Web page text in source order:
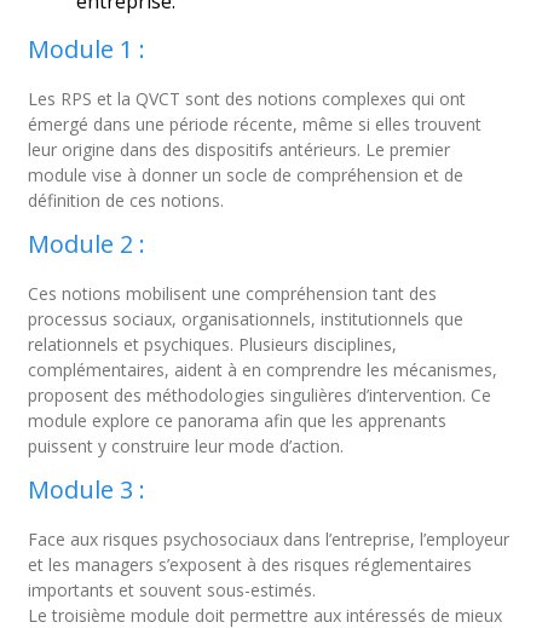
Module 1 :
Les RPS et la QVCT sont des notions complexes qui ont
émergé dans une période récente, même si elles trouvent
leur origine dans des dispositifs antérieurs. Le premier
module vise à donner un socle de compréhension et de
définition de ces notions.
Module 2 :
Ces notions mobilisent une compréhension tant des
processus sociaux, organisationnels, institutionnels que
relationnels et psychiques. Plusieurs disciplines,
complémentaires, aident à en comprendre les mécanismes,
proposent des méthodologies singulières d’intervention. Ce
module explore ce panorama afin que les apprenants
puissent y construire leur mode d’action.
Module 3 :
Face aux risques psychosociaux dans l’entreprise, l’employeur
et les managers s’exposent à des risques réglementaires
importants et souvent sous-estimés.
Le troisième module doit permettre aux intéressés de mieux